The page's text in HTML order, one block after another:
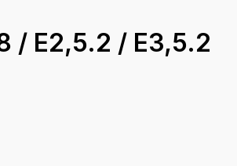
/ E2,5.2 / E3,5.2